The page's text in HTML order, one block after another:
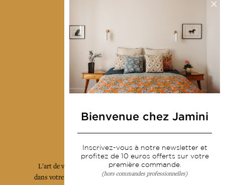
Livraison & retour
CGV
Devenir revendeur
Notre communauté
L'art de vivre JAMINI raconté avec poésie et élégance
dans votre boîte mail. Inscrivez vous à notre newsletter
Bienvenue chez Jamini
Inscrivez-vous à notre newsletter et
profitez de 10 euros offerts sur votre
première commande.
(hors commandes professionnelles)